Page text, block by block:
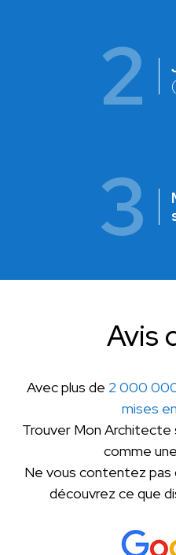
2
3
Avis
Avec plus de 2 000
mises
Trouver Mon
comme
Ne vous contentez pas
découvrez ce que